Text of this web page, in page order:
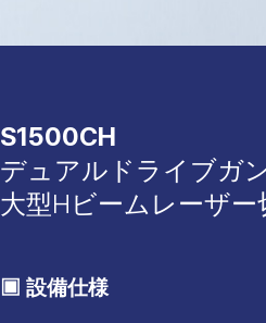
S1500CH
デュアルドライブガ
大型Hビームレーザー
▣ 設備仕様